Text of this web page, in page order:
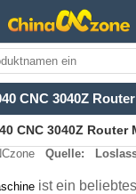
CNC 3040Z Router
Quelle:
ist ein